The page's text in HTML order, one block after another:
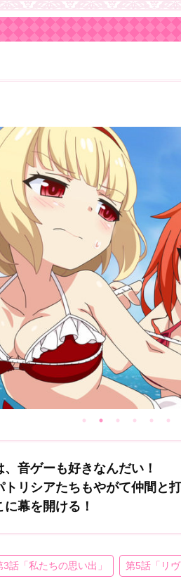
音ゲーも好きなんだい！
リシアたちもやがて仲間と打
幕を開ける！
3話「私たちの思い出」 第5話「リヴ